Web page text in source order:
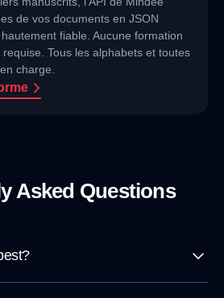
de vos documents en JSON
fiable. Aucune formation
Tous les alphabets et toutes
charge.
Asked Questions